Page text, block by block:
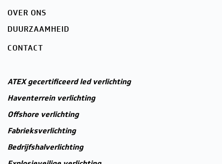
OVER ONS
DUURZAAMHEID
CONTACT
ATEX gecertificeerd led verlichting
Haventerrein verlichting
Offshore verlichting
Fabrieksverlichting
Bedrijfshalverlichting